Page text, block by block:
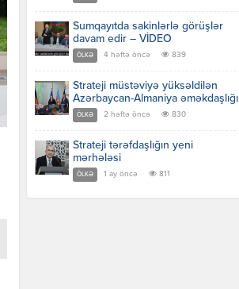
Sumqayıtda sakinlərlə görüşlər
davam edir – VİDEO
ÖLKƏ 4 həftə öncə 839
Strateji müstəviyə yüksəldilən
Azərbaycan-Almaniya əməkdaşlığı
ÖLKƏ 2 həftə öncə 830
Strateji tərəfdaşlığın yeni
mərhələsi
ÖLKƏ 1 ay öncə 811